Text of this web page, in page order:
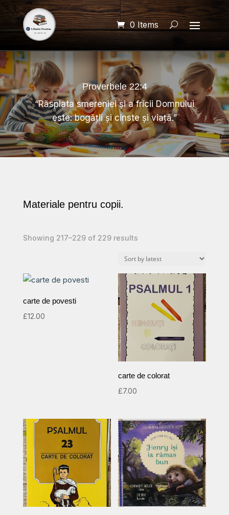
0 Items
Proverbele 22:4
“Răsplata smereniei și a fricii Domnului
este: bogății și cinste și viață.”
Materiale pentru copii.
Showing 217–229 of 229 resultsSorted
latest
carte de povesti
£12.00
carte de colorat
£7.00